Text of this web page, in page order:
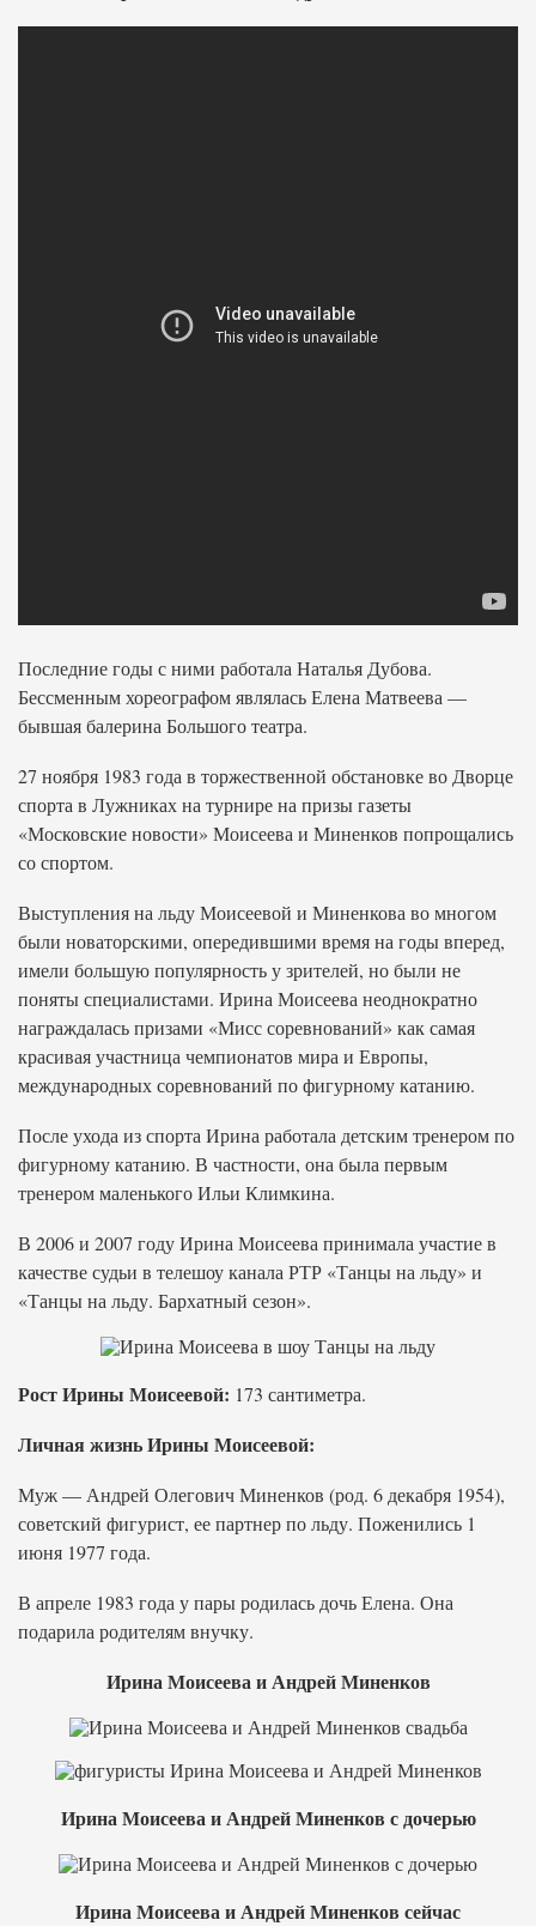
Последние годы с ними работала Наталья Дубова.
Бессменным хореографом являлась Елена Матвеева —
бывшая балерина Большого театра.
27 ноября 1983 года в торжественной обстановке во Дворце
спорта в Лужниках на турнире на призы газеты
«Московские новости» Моисеева и Миненков попрощались
со спортом.
Выступления на льду Моисеевой и Миненкова во многом
были новаторскими, опередившими время на годы вперед,
имели большую популярность у зрителей, но были не
поняты специалистами. Ирина Моисеева неоднократно
награждалась призами «Мисс соревнований» как самая
красивая участница чемпионатов мира и Европы,
международных соревнований по фигурному катанию.
После ухода из спорта Ирина работала детским тренером по
фигурному катанию. В частности, она была первым
тренером маленького Ильи Климкина.
В 2006 и 2007 году Ирина Моисеева принимала участие в
качестве судьи в телешоу канала РТР «Танцы на льду» и
«Танцы на льду. Бархатный сезон».
Рост Ирины Моисеевой: 173 сантиметра.
Личная жизнь Ирины Моисеевой:
Муж — Андрей Олегович Миненков (род. 6 декабря 1954),
советский фигурист, ее партнер по льду. Поженились 1
июня 1977 года.
В апреле 1983 года у пары родилась дочь Елена. Она
подарила родителям внучку.
Ирина Моисеева и Андрей Миненков
Ирина Моисеева и Андрей Миненков с дочерью
Ирина Моисеева и Андрей Миненков сейчас